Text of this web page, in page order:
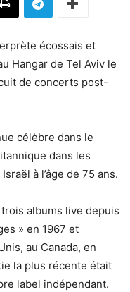
écossais et
Hangar de Tel Aviv le
de concerts post-
célèbre dans le
dans les
à l’âge de 75 ans.
albums live depuis
» en 1967 et
au Canada, en
la plus récente était
label indépendant.